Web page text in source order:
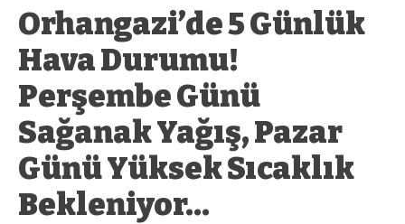
Orhangazi’de 5 Günlük
Hava Durumu!
Perşembe Günü
Sağanak Yağış, Pazar
Günü Yüksek Sıcaklık
Bekleniyor…